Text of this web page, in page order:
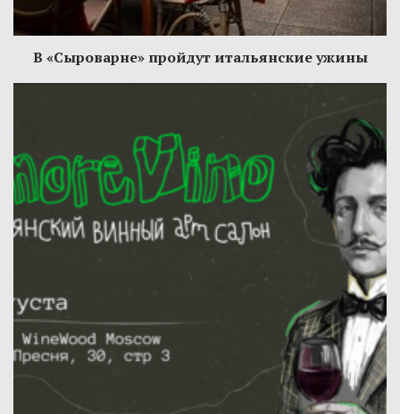
В «Сыроварне» пройдут итальянские ужины